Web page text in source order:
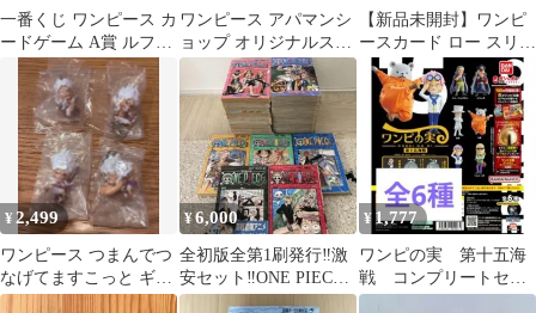
一番くじ ワンピース カ
ードゲーム A賞 ルフィ
フィギュア 箱あり
ワンピース アパマンシ
ョップ オリジナルスト
ラップ
【新品未開封】ワンピ
ースカード ロー スリー
ブ 2個セット
¥2,499
ワンピース つまんでつ
なげてますこっと ギア
5 カニカンver. 4種セッ
¥6,000
全初版全第1刷発行‼️激
安セット‼️ONE PIECE
漫画 第6巻〜第30巻
¥ 1,777
ワンピの実 第十五海
戦 コンプリートセッ
ト フルコンプ